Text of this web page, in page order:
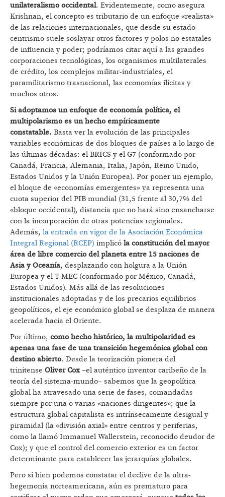
unilateralismo occidental. Evidentemente, como asegura
Krishnan, el concepto es tributario de un enfoque «realista»
de las relaciones internacionales, que desde su estado-
centrismo suele soslayar otros factores y polos no estatales
de influencia y poder; podríamos citar aquí a las grandes
corporaciones tecnológicas, los organismos multilaterales
de crédito, los complejos militar-industriales, el
paramilitarismo trasnacional, las economías ilícitas y
muchos otros.
Si adoptamos un enfoque de economía política, el
multipolarismo es un hecho empíricamente
constatable. Basta ver la evolución de las principales
variables económicas de dos bloques de países a lo largo de
las últimas décadas: el BRICS y el G7 (conformado por
Canadá, Francia, Alemania, Italia, Japón, Reino Unido,
Estados Unidos y la Unión Europea). Por poner un ejemplo,
el bloque de «economías emergentes» ya representa una
cuota superior del PIB mundial (31,5 frente al 30,7% del
«bloque occidental), distancia que no hará sino ensancharse
con la incorporación de otras potencias regionales.
Además, la entrada en vigor de la Asociación Económica
Integral Regional (RCEP) implicó la constitución del mayor
área de libre comercio del planeta entre 15 naciones de
Asia y Oceanía, desplazando con holgura a la Unión
Europea y el T-MEC (conformado por México, Canadá,
Estados Unidos). Más allá de las resoluciones
institucionales adoptadas y de los precarios equilibrios
geopolíticos, el eje económico global se desplaza de manera
acelerada hacia el Oriente.
Por último, como hecho histórico, la multipolaridad es
apenas una fase de una transición hegemónica global con
destino abierto. Desde la teorización pionera del
trinitense Oliver Cox –el auténtico inventor caribeño de la
teoría del sistema-mundo– sabemos que la geopolítica
global ha atravesado una serie de fases, comandadas
siempre por una o varias «naciones dirigentes»; que la
estructura global capitalista es intrínsecamente desigual y
piramidal (la «división axial» entre centros y periferias,
como la llamó Immanuel Wallerstein, reconocido deudor de
Cox); y que el control del comercio exterior es un factor
determinante para establecer las jerarquías globales.
Pero si bien podemos constatar el declive de la ultra-
hegemonía norteamericana, aún es prematuro para